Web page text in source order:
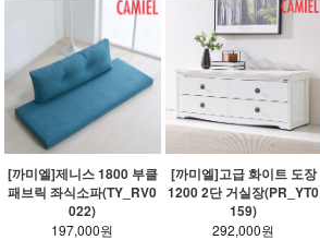
[까미엘]제니스 1800 부클
패브릭 좌식소파(TY_RV0
022)
197,000원
[까미엘]고급 화이트 도장
1200 2단 거실장(PR_YT0
159)
292,000원